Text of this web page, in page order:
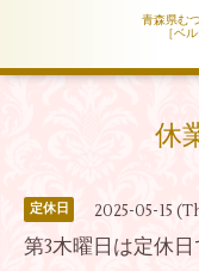
青森県む
［ベ
休
定休日 2025-05-15
第3木曜日は定休日